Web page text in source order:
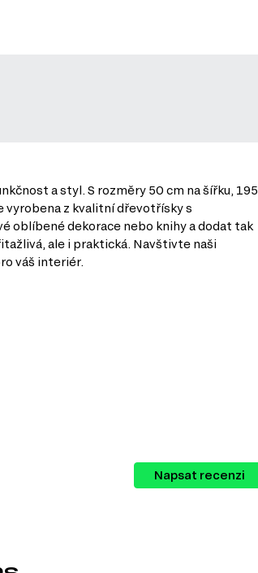
a styl. S rozměry 50 cm na šířku, 195
vyrobena z kvalitní dřevotřísky s
oblíbené dekorace nebo knihy a dodat tak
ale i praktická. Navštivte naši
váš interiér.
kategorií, a to:
Napsat recenzi